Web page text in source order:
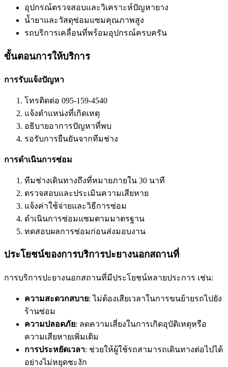
อุปกรณ์ตรวจสอบและวิเคราะห์ปัญหายาง
น้ำยาและวัสดุซ่อมแซมคุณภาพสูง
รถบริการเคลื่อนที่พร้อมอุปกรณ์ครบครัน
ขั้นตอนการให้บริการ
การรับแจ้งปัญหา
โทรติดต่อ 095-159-4540
แจ้งตำแหน่งที่เกิดเหตุ
อธิบายอาการปัญหาที่พบ
รอรับการยืนยันจากทีมช่าง
การดำเนินการซ่อม
ทีมช่างเดินทางถึงที่หมายภายใน 30 นาที
ตรวจสอบและประเมินความเสียหาย
แจ้งค่าใช้จ่ายและวิธีการซ่อม
ดำเนินการซ่อมแซมตามมาตรฐาน
ทดสอบผลการซ่อมก่อนส่งมอบงาน
ประโยชน์ของการบริการปะยางนอกสถานที่
การบริการปะยางนอกสถานที่มีประโยชน์หลายประการ เช่น:
ความสะดวกสบาย: ไม่ต้องเสียเวลาในการขนย้ายรถไปยัง
ร้านซ่อม
ความปลอดภัย: ลดความเสี่ยงในการเกิดอุบัติเหตุหรือ
ความเสียหายเพิ่มเติม
การประหยัดเวลา: ช่วยให้ผู้ใช้รถสามารถเดินทางต่อไปได้
อย่างไม่หยุดชะงัก